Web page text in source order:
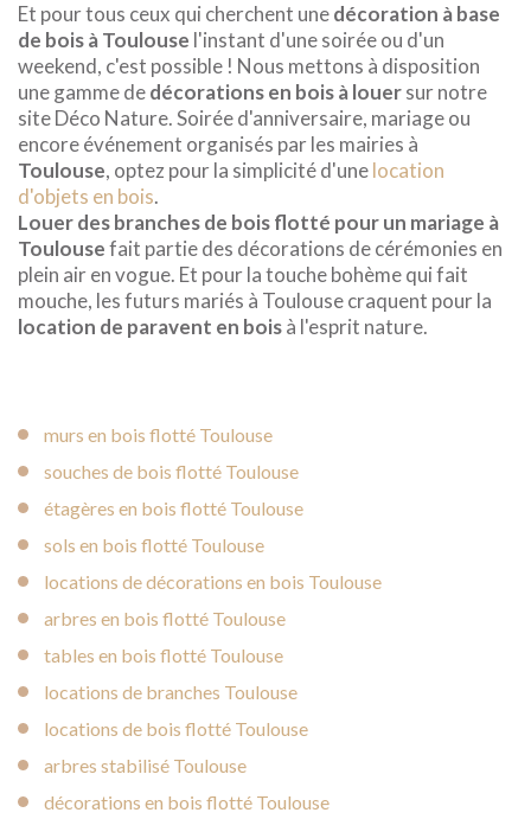
Et pour tous ceux qui cherchent unedécoration à base
de bois à Toulouse l'instant d'une soirée ou d'un
weekend, c'est possible ! Nous mettons à disposition
une gamme dedécorations en bois à louersur notre
site Déco Nature. Soirée d'anniversaire, mariage ou
encore événement organisés par les mairies à
Toulouse, optez pour la simplicité d'unelocation
d'objets en bois.
Louer des branches de bois flotté pour un mariage à
Toulousefait partie des décorations de cérémonies en
plein air en vogue. Et pour la touche bohème qui fait
mouche, les futurs mariés à Toulouse craquent pour la
location de paravent en boisà l'esprit nature.
murs en bois flotté Toulouse
souches de bois flotté Toulouse
étagères en bois flotté Toulouse
sols en bois flotté Toulouse
locations de décorations en bois Toulouse
arbres en bois flotté Toulouse
tables en bois flotté Toulouse
locations de branches Toulouse
locations de bois flotté Toulouse
arbres stabilisé Toulouse
décorations en bois flotté Toulouse